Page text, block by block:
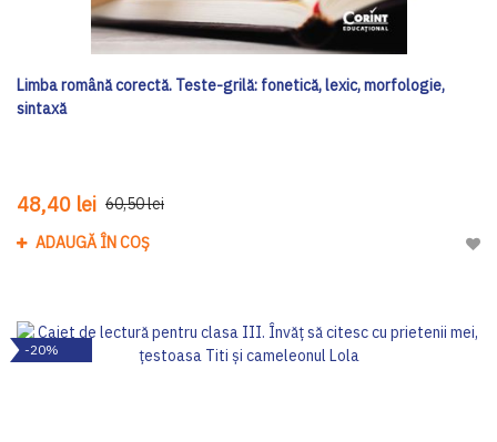
Limba română corectă. Teste-grilă: fonetică, lexic, morfologie,
sintaxă
48,40 lei 60,50 lei
ADAUGĂ ÎN COȘ
-20%